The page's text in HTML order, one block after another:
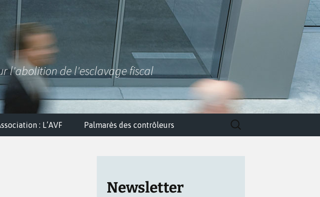
l'abolition de l'esclavage fiscal
: L’AVF Palmarès des contrôleurs
Rechercher :
Newsletter